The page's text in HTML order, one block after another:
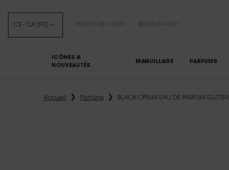
C$ - CA (FR) POINTS DE VENTE BESOIN D’AIDE?
ICÔNES &
NOUVEAUTÉS
MAQUILLAGE PARFUMS
Accueil Parfums BLACK OPIUM EAU DE PARFUM GLITTER